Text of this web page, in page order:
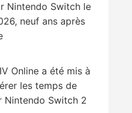
Nintendo Switch le
neuf ans après
Online a été mis à
les temps de
Nintendo Switch 2